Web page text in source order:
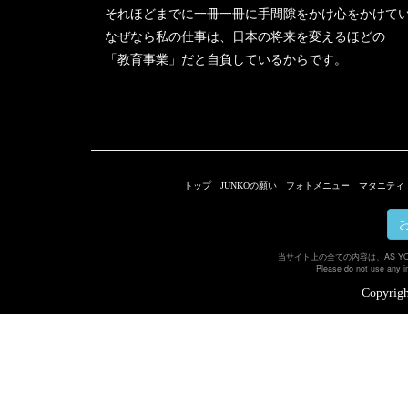
それほどまでに一冊一冊に手間隙をかけ心をかけて
なぜなら私の仕事は、日本の将来を変えるほどの
「教育事業」だと自負しているからです。
トップ JUNKOの願い フォトメニュー マタニティ
当サイト上の全ての内容は、AS
Please do not use any